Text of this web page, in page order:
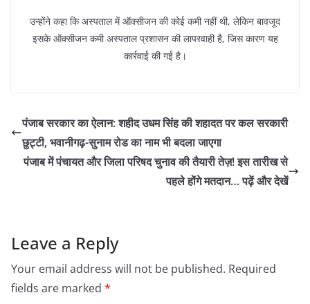
उन्होंने कहा कि अस्पताल में ऑक्सीजन की कोई कमी नहीं थी, लेकिन बावजूद
इसके ऑक्सीजन कमी अस्पताल प्रशासन की लापरवाही है, जिस कारण यह
कार्रवाई की गई है।
पंजाब सरकार का ऐलान: शहीद उधम सिंह की शहादत पर कल सरकारी
छुट्टी, भवानीगढ़-सुनाम रोड का नाम भी बदला जाएगा
पंजाब में पंचायत और जिला परिषद चुनाव की तैयारी तेज़! इस तारीख से
पहले होंगे मतदान… पढ़ें और देखें
Leave a Reply
Your email address will not be published. Required
fields are marked *